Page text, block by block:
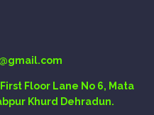
Floor Lane No 6, Mata
Khurd Dehradun.